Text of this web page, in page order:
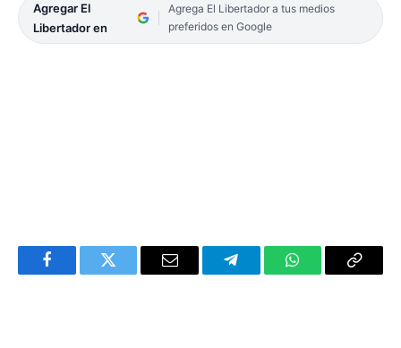
Agregar El
Libertador en
Agrega El Libertador a tus medios
preferidos en Google
FacebookTwitter Email TelegramWhatsAppCopy